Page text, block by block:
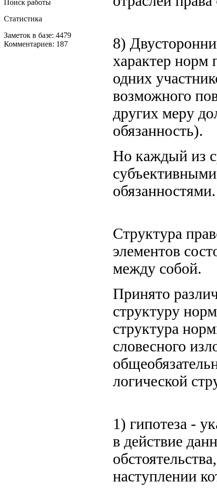
Поиск работы
Статистика
Заметок в базе: 4479
Комментариев: 187
8)
характер норм
одних
возможного
других меру
обязанность).
Но каждый из
обязанностями.
Структура
элементов
между собой.
Принято
структуру
структура
словесного
логической
1) гипотеза -
в действие
наступлении